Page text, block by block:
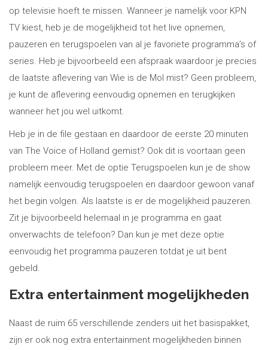
op televisie hoeft te missen. Wanneer je namelijk voor KPN
TV kiest, heb je de mogelijkheid tot het live opnemen,
pauzeren en terugspoelen van al je favoriete programma’s of
series. Heb je bijvoorbeeld een afspraak waardoor je precies
de laatste aflevering van Wie is de Mol mist? Geen probleem,
je kunt de aflevering eenvoudig opnemen en terugkijken
wanneer het jou wel uitkomt.
Heb je in de file gestaan en daardoor de eerste 20 minuten
van The Voice of Holland gemist? Ook dit is voortaan geen
probleem meer. Met de optie Terugspoelen kun je de show
namelijk eenvoudig terugspoelen en daardoor gewoon vanaf
het begin volgen. Als laatste is er de mogelijkheid pauzeren.
Zit je bijvoorbeeld helemaal in je programma en gaat
onverwachts de telefoon? Dan kun je met deze optie
eenvoudig het programma pauzeren totdat je uit bent
gebeld.
Extra entertainment mogelijkheden
Naast de ruim 65 verschillende zenders uit het basispakket,
zijn er ook nog extra entertainment mogelijkheden binnen